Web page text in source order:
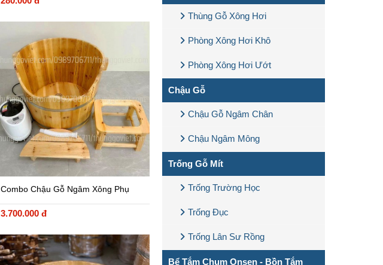
Combo Chậu Gỗ Ngâm Xông Phụ
3.700.000 đ
Thùng Gỗ Xông Hơi
Phòng Xông Hơi Khô
Phòng Xông Hơi Ướt
Chậu Gỗ
Chậu Gỗ Ngâm Chân
Chậu Ngâm Mông
Trống Gỗ Mít
Trống Trường Học
Trống Đục
Trống Lân Sư Rồng
Bể Tắm Chum Onsen - Bồn Tắm